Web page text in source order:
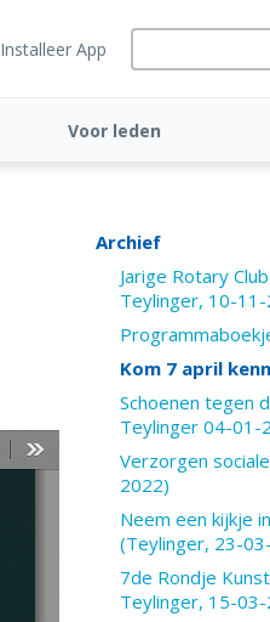
Installeer App
Voor leden
Archief
Jarige Rotary
Teylinger, 10-
Kom 7 april
Schoenen tegen
Teylinger 04-01-
Verzorgen
2022)
Neem een kijkje
(Teylinger, 23-
7de Rondje
Teylinger, 15-